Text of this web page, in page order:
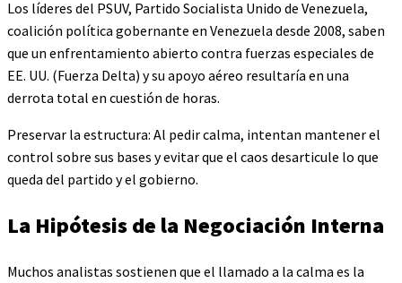
Los líderes del PSUV, Partido Socialista Unido de Venezuela,
coalición política gobernante en Venezuela desde 2008, saben
que un enfrentamiento abierto contra fuerzas especiales de
EE. UU. (Fuerza Delta) y su apoyo aéreo resultaría en una
derrota total en cuestión de horas.
Preservar la estructura: Al pedir calma, intentan mantener el
control sobre sus bases y evitar que el caos desarticule lo que
queda del partido y el gobierno.
La Hipótesis de la Negociación Interna
Muchos analistas sostienen que el llamado a la calma es la